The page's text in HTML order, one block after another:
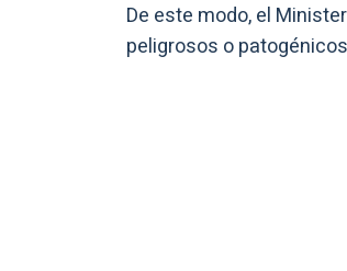
De este modo, el
peligrosos o